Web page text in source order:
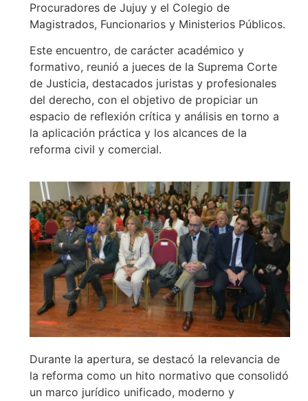
Procuradores de Jujuy y el Colegio de
Magistrados, Funcionarios y Ministerios Públicos.
Este encuentro, de carácter académico y
formativo, reunió a jueces de la Suprema Corte
de Justicia, destacados juristas y profesionales
del derecho, con el objetivo de propiciar un
espacio de reflexión crítica y análisis en torno a
la aplicación práctica y los alcances de la
reforma civil y comercial.
Durante la apertura, se destacó la relevancia de
la reforma como un hito normativo que consolidó
un marco jurídico unificado, moderno y